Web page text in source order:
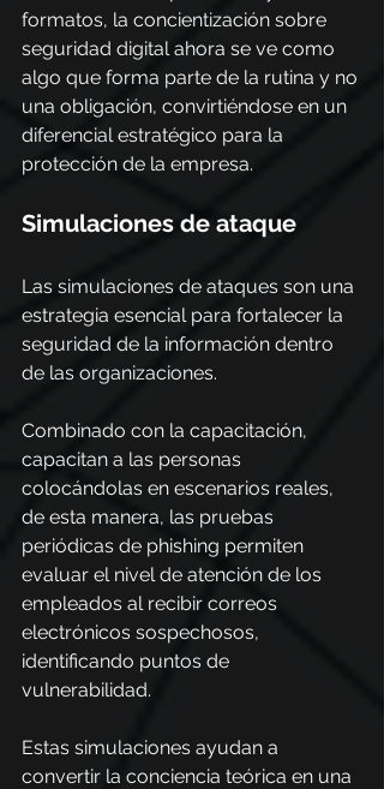
formatos, la concientización sobre
seguridad digital ahora se ve como
algo que forma parte de la rutina y no
una obligación, convirtiéndose en un
diferencial estratégico para la
protección de la empresa.
Simulaciones de ataque
Las simulaciones de ataques son una
estrategia esencial para fortalecer la
seguridad de la información dentro
de las organizaciones.
Combinado con la capacitación,
capacitan a las personas
colocándolas en escenarios reales,
de esta manera, las pruebas
periódicas de phishing permiten
evaluar el nivel de atención de los
empleados al recibir correos
electrónicos sospechosos,
identificando puntos de
vulnerabilidad.
Estas simulaciones ayudan a
convertir la conciencia teórica en una